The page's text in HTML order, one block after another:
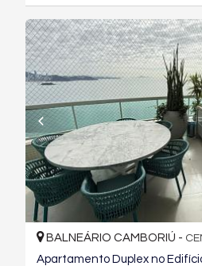
BALNEÁRIO CAMBORIÚ -
Apartamento Duplex no